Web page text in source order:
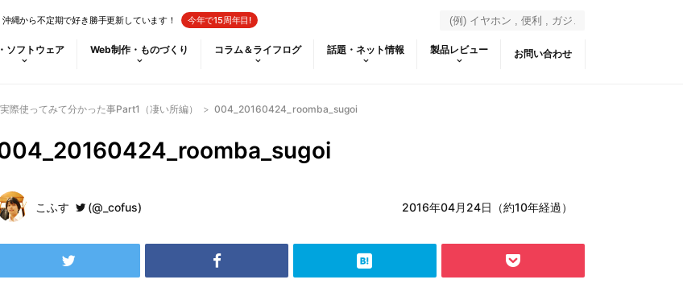
縄から不定期で好き勝手更新しています！ 今年で15周年目!
ソフトウェア Web制作・ものづくり コラム＆ライフログ 話題・ネット情報 製品レビュー お問い合わせ
際使ってみて分かった事Part1（凄い所編） > 004_20160424_roomba_sugoi
こふす (@_cofus) 2016年04月24日（約10年経過）